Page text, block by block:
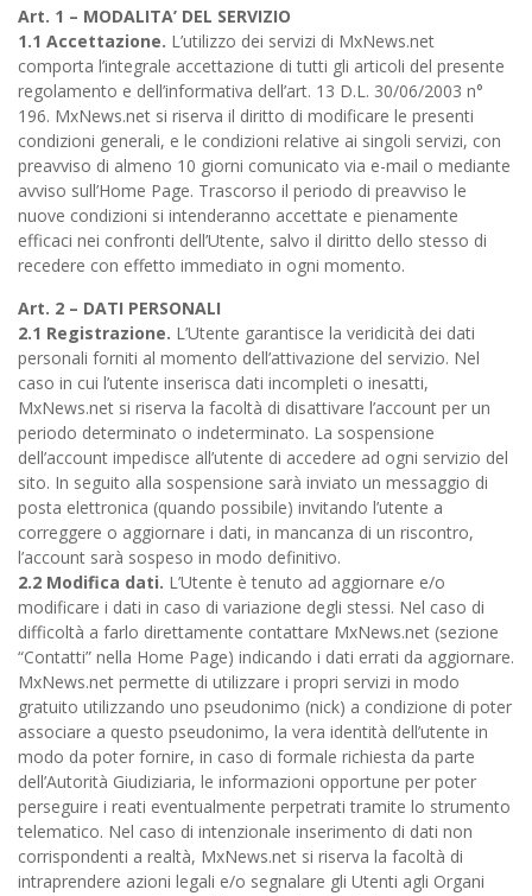
Art. 1 – MODALITA’ DEL SERVIZIO
1.1 Accettazione. L’utilizzo dei servizi di MxNews.net
comporta l’integrale accettazione di tutti gli articoli del presente
regolamento e dell’informativa dell’art. 13 D.L. 30/06/2003 n°
196. MxNews.net si riserva il diritto di modificare le presenti
condizioni generali, e le condizioni relative ai singoli servizi, con
preavviso di almeno 10 giorni comunicato via e-mail o mediante
avviso sull’Home Page. Trascorso il periodo di preavviso le
nuove condizioni si intenderanno accettate e pienamente
efficaci nei confronti dell’Utente, salvo il diritto dello stesso di
recedere con effetto immediato in ogni momento.
Art. 2 – DATI PERSONALI
2.1 Registrazione. L’Utente garantisce la veridicità dei dati
personali forniti al momento dell’attivazione del servizio. Nel
caso in cui l’utente inserisca dati incompleti o inesatti,
MxNews.net si riserva la facoltà di disattivare l’account per un
periodo determinato o indeterminato. La sospensione
dell’account impedisce all’utente di accedere ad ogni servizio del
sito. In seguito alla sospensione sarà inviato un messaggio di
posta elettronica (quando possibile) invitando l’utente a
correggere o aggiornare i dati, in mancanza di un riscontro,
l’account sarà sospeso in modo definitivo.
2.2 Modifica dati. L’Utente è tenuto ad aggiornare e/o
modificare i dati in caso di variazione degli stessi. Nel caso di
difficoltà a farlo direttamente contattare MxNews.net (sezione
“Contatti” nella Home Page) indicando i dati errati da aggiornare.
MxNews.net permette di utilizzare i propri servizi in modo
gratuito utilizzando uno pseudonimo (nick) a condizione di poter
associare a questo pseudonimo, la vera identità dell’utente in
modo da poter fornire, in caso di formale richiesta da parte
dell’Autorità Giudiziaria, le informazioni opportune per poter
perseguire i reati eventualmente perpetrati tramite lo strumento
telematico. Nel caso di intenzionale inserimento di dati non
corrispondenti a realtà, MxNews.net si riserva la facoltà di
intraprendere azioni legali e/o segnalare gli Utenti agli Organi